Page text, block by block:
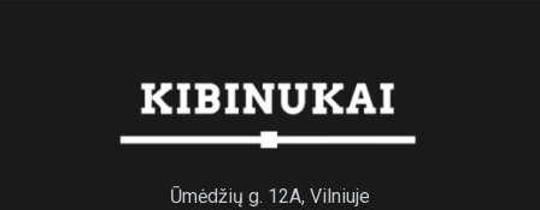
Ūmėdžių g. 12A, Vilniuje